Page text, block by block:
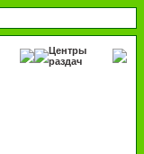
Центры
раздач